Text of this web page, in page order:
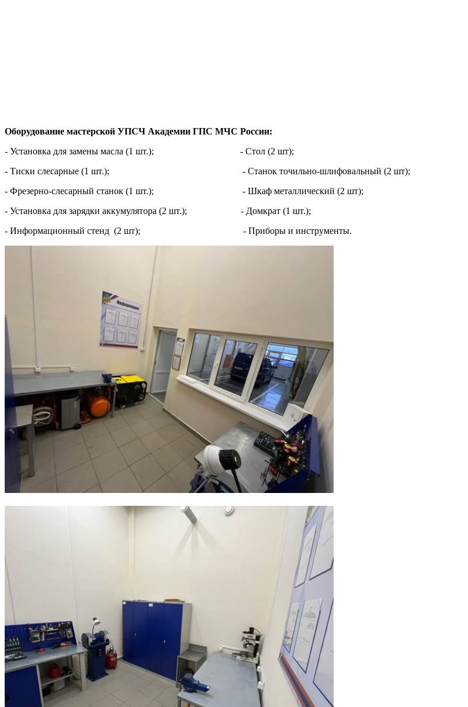
Оборудование мастерской УПСЧ Академии ГПС МЧС России:
- Установка для замены масла (1 шт.); - Стол (2 шт);
- Тиски слесарные (1 шт.); - Станок точильно-шлифовальный (2 шт);
- Фрезерно-слесарный станок (1 шт.); - Шкаф металлический (2 шт);
- Установка для зарядки аккумулятора (2 шт.); - Домкрат (1 шт.);
- Информационный стенд (2 шт); - Приборы и инструменты.